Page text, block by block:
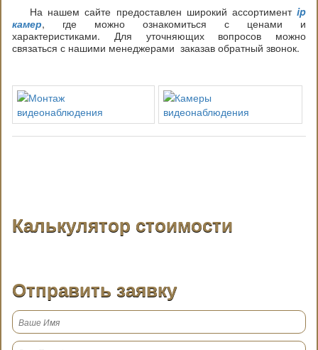
На нашем сайте предоставлен широкий ассортимент ip
камер, где можно ознакомиться с ценами и
характеристиками. Для уточняющих вопросов можно
связаться с нашими менеджерами заказав обратный звонок.
Калькулятор стоимости
Отправить заявку